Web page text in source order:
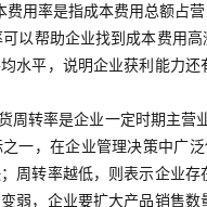
费用率是指成本费用总额占
以帮助企业找到成本费用
水平，说明企业获利能力
周转率是企业一定时期主营
一，在企业管理决策中广
周转率越低，则表示企业
弱，企业要扩大产品销售